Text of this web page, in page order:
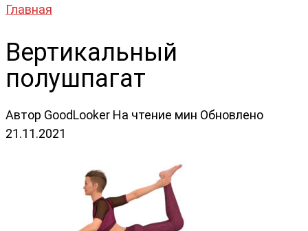
Главная
Вертикальный
полушпагат
Автор GoodLooker На чтение мин Обновлено
21.11.2021